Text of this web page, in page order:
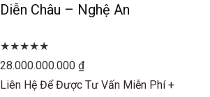
Diễn Châu – Nghệ An
★★★★★
28.000.000.000 ₫
Liên Hệ Để Được Tư Vấn Miễn Phí +